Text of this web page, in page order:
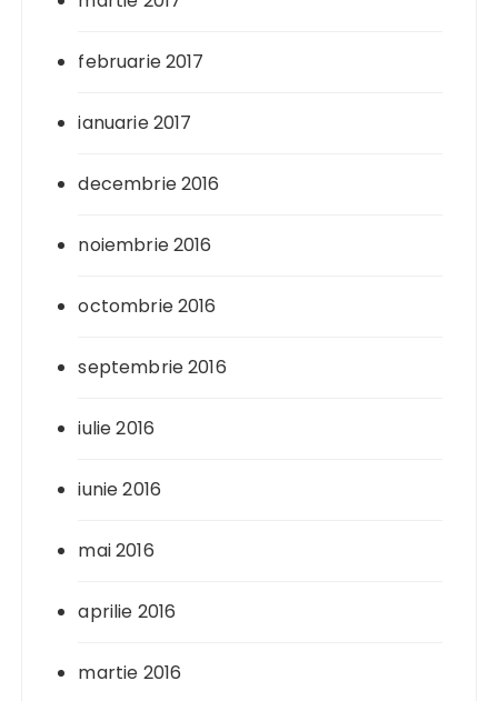
februarie 2017
ianuarie 2017
decembrie 2016
noiembrie 2016
octombrie 2016
septembrie 2016
iulie 2016
iunie 2016
mai 2016
aprilie 2016
martie 2016